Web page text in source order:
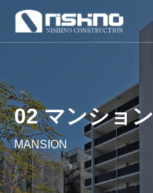
02 マンション
MANSION